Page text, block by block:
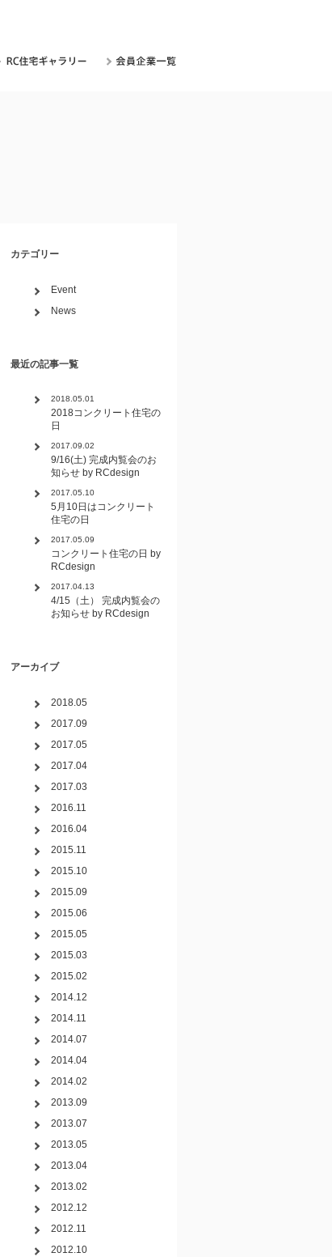
カテゴリー
Event
News
最近の記事一覧
2018.05.01
2018コンクリート住宅の
日
2017.09.02
9/16(土) 完成内覧会のお
知らせ by RCdesign
2017.05.10
5月10日はコンクリート
住宅の日
2017.05.09
コンクリート住宅の日 by
RCdesign
2017.04.13
4/15（土） 完成内覧会の
お知らせ by RCdesign
アーカイブ
2018.05
2017.09
2017.05
2017.04
2017.03
2016.11
2016.04
2015.11
2015.10
2015.09
2015.06
2015.05
2015.03
2015.02
2014.12
2014.11
2014.07
2014.04
2014.02
2013.09
2013.07
2013.05
2013.04
2013.02
2012.12
2012.11
2012.10